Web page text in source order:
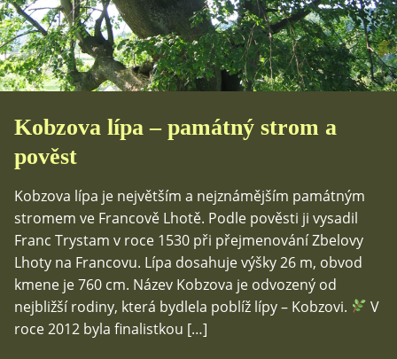
Kobzova lípa – památný strom a
pověst
Kobzova lípa je největším a nejznámějším památným
stromem ve Francově Lhotě. Podle pověsti ji vysadil
Franc Trystam v roce 1530 při přejmenování Zbelovy
Lhoty na Francovu. Lípa dosahuje výšky 26 m, obvod
kmene je 760 cm. Název Kobzova je odvozený od
nejbližší rodiny, která bydlela poblíž lípy – Kobzovi.
V
roce 2012 byla finalistkou […]